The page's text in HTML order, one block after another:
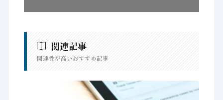
関連記事
関連性が高いおすすめ記事